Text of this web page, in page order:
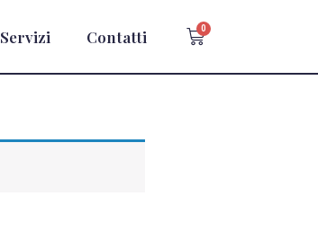
Servizi Contatti